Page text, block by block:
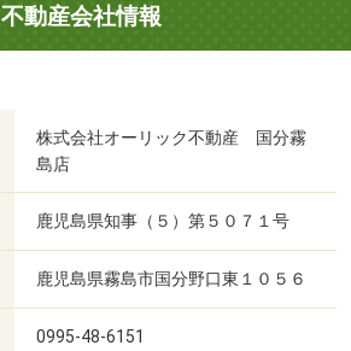
不動産会社情報
株式会社オーリック不動産 国分霧
島店
鹿児島県知事（５）第５０７１号
鹿児島県霧島市国分野口東１０５６
0995-48-6151